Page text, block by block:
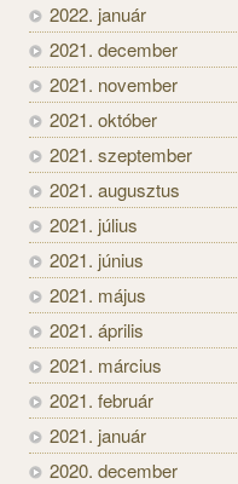
2022. január
2021. december
2021. november
2021. október
2021. szeptember
2021. augusztus
2021. július
2021. június
2021. május
2021. április
2021. március
2021. február
2021. január
2020. december